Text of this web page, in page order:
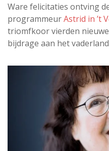
Ware felicitaties ontving
programmeurAstrid in ’t
triomfkoor vierden
bijdrage aan het